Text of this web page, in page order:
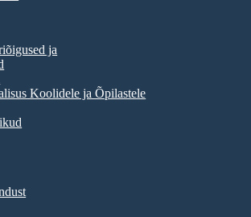
ja
Koolidele ja Õpilastele